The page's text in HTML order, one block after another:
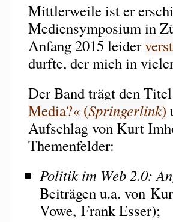
Mittlerweile ist er
Mediensymposium in
Anfang 2015 leider
durfte, der mich in
Der Band trägt den Titel
Media?« (Springerlink)
Aufschlag von Kurt
Themenfelder:
Politik im Web 2.0:
Beiträgen u.a. von
Vowe, Frank Esser);